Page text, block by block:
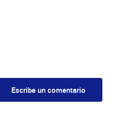
Escribe un comentario